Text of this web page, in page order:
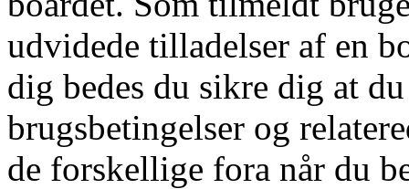
udvidede tilladelser af en
dig bedes du sikre dig at
brugsbetingelser og
de forskellige fora når du